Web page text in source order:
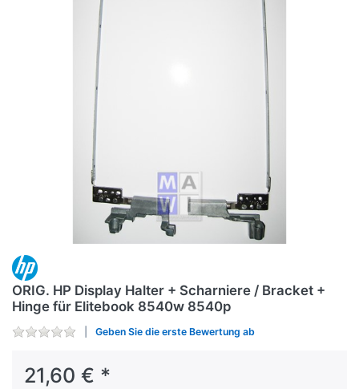
ORIG. HP Display Halter + Scharniere / Bracket +
Hinge für Elitebook 8540w 8540p
Geben Sie die erste Bewertung ab
21,60 € *